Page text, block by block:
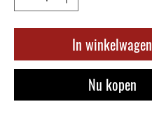
In winkelwagen
Nu kopen